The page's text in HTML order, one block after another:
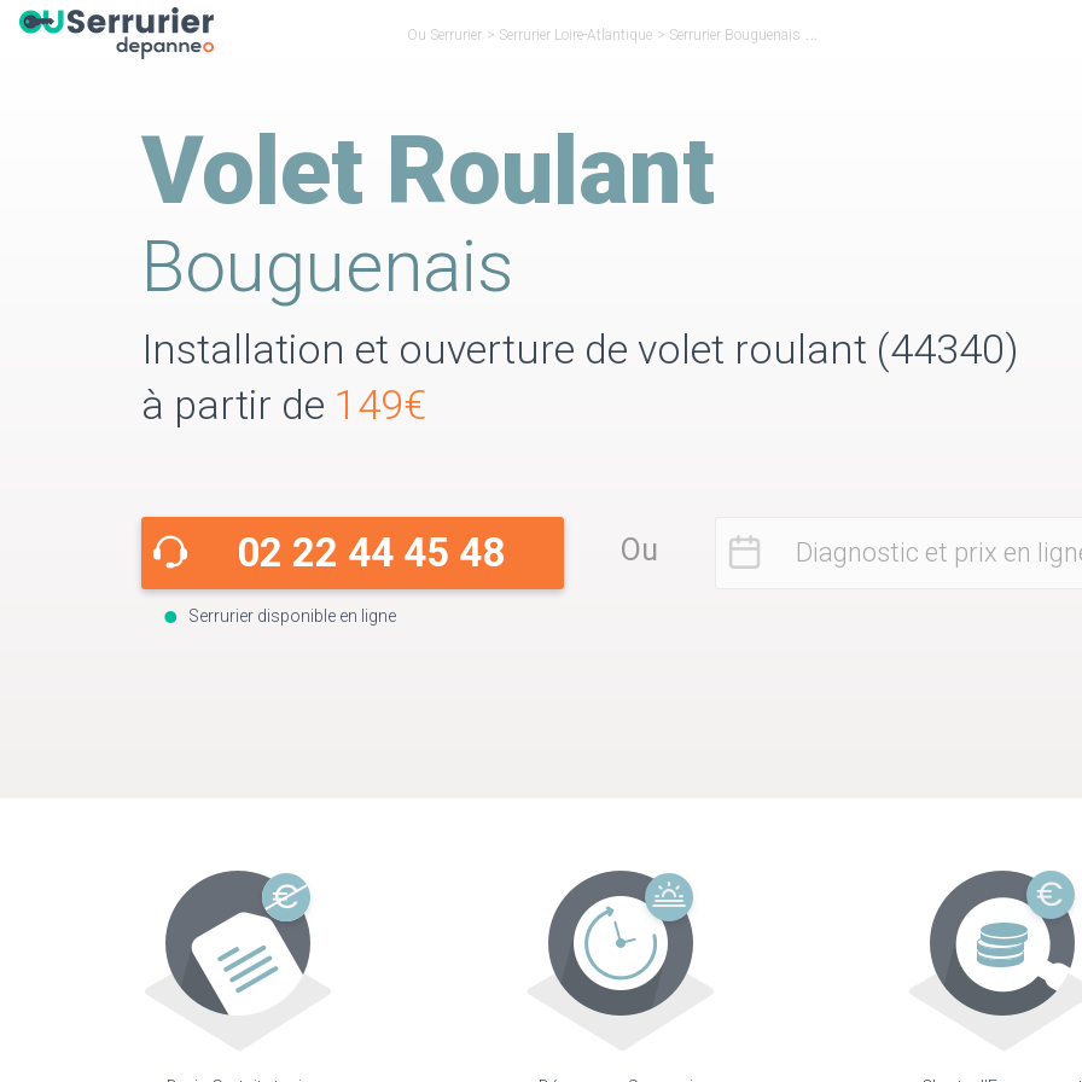
Ou Serrurier > Serrurier Loire-Atlantique > Serrurier Bouguenais
Volet Roulant
Bouguenais
Installation et ouverture de volet roulant (44340)
à partir de 149€
02 22 44 45 48
Serrurier disponible en ligne
Ou Diagnostic et prix en